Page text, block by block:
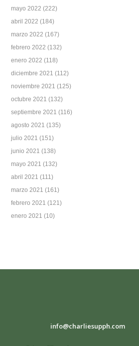
mayo 2022 (222)
abril 2022 (184)
marzo 2022 (167)
febrero 2022 (132)
enero 2022 (118)
diciembre 2021 (112)
noviembre 2021 (125)
octubre 2021 (132)
septiembre 2021 (116)
agosto 2021 (135)
julio 2021 (151)
junio 2021 (138)
mayo 2021 (132)
abril 2021 (111)
marzo 2021 (161)
febrero 2021 (121)
enero 2021 (10)
info@charliesupph.com